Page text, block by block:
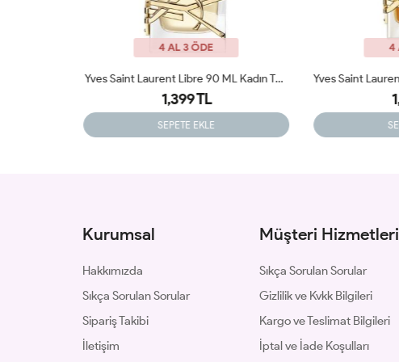
4 AL 3 ÖDE
1,399 TL
SEPETE EKLE
Kurumsal
Hakkımızda
Sıkça Sorulan Sorular
Sipariş Takibi
İletişim
Müşteri Hizmetleri
Sıkça Sorulan Sorular
Gizlilik ve Kvkk Bilgileri
Kargo ve Teslimat Bilgileri
İptal ve İade Koşulları